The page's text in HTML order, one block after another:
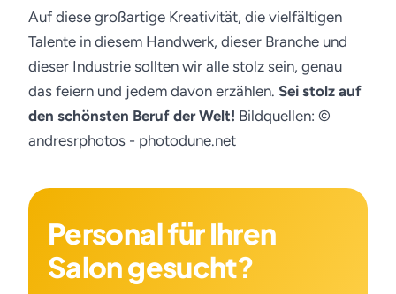
Auf diese großartige Kreativität, die vielfältigen
Talente in diesem Handwerk, dieser Branche und
dieser Industrie sollten wir alle stolz sein, genau
das feiern und jedem davon erzählen. Sei stolz auf
den schönsten Beruf der Welt! Bildquellen: ©
andresrphotos - photodune.net
Personal für Ihren
Salon gesucht?